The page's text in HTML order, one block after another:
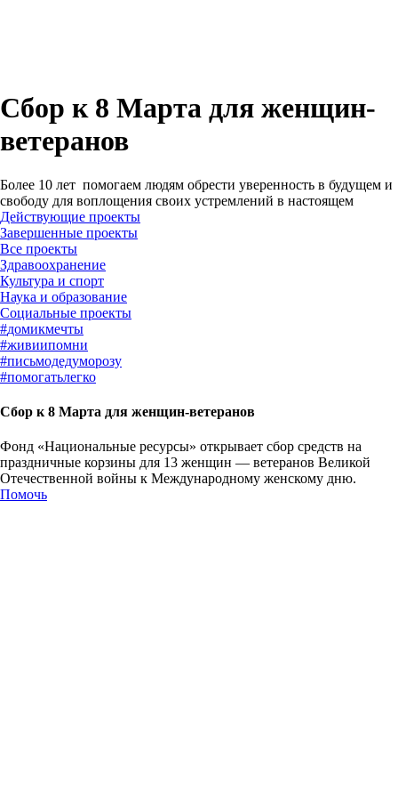
Сбор к 8 Марта для женщин-
ветеранов
Более 10 лет помогаем людям обрести уверенность в будущем и
свободу для воплощения своих устремлений в настоящем
Действующие проекты
Завершенные проекты
#домикмечты
#живиипомни
#письмодедуморозу
#помогатьлегко
Сбор к 8 Марта для женщин-ветеранов
Фонд «Национальные ресурсы» открывает сбор средств на
праздничные корзины для 13 женщин — ветеранов Великой
Отечественной войны к Международному женскому дню.
Помочь